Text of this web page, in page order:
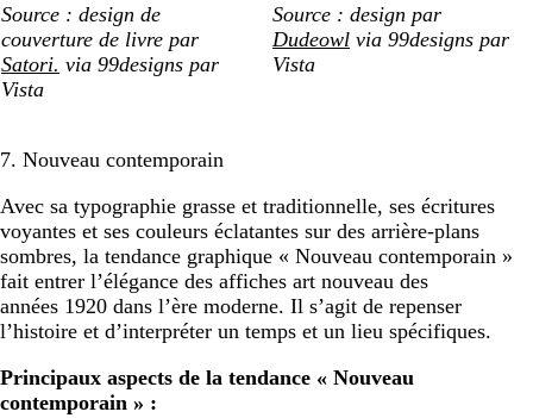
Source : design de
couverture de livre par
Satori. via 99designs par
Vista
Source : design par
Dudeowl via 99designs par
Vista
7. Nouveau contemporain
Avec sa typographie grasse et traditionnelle, ses écritures
voyantes et ses couleurs éclatantes sur des arrière-plans
sombres, la tendance graphique « Nouveau contemporain »
fait entrer l’élégance des affiches art nouveau des
années 1920 dans l’ère moderne. Il s’agit de repenser
l’histoire et d’interpréter un temps et un lieu spécifiques.
Principaux aspects de la tendance « Nouveau
contemporain » :